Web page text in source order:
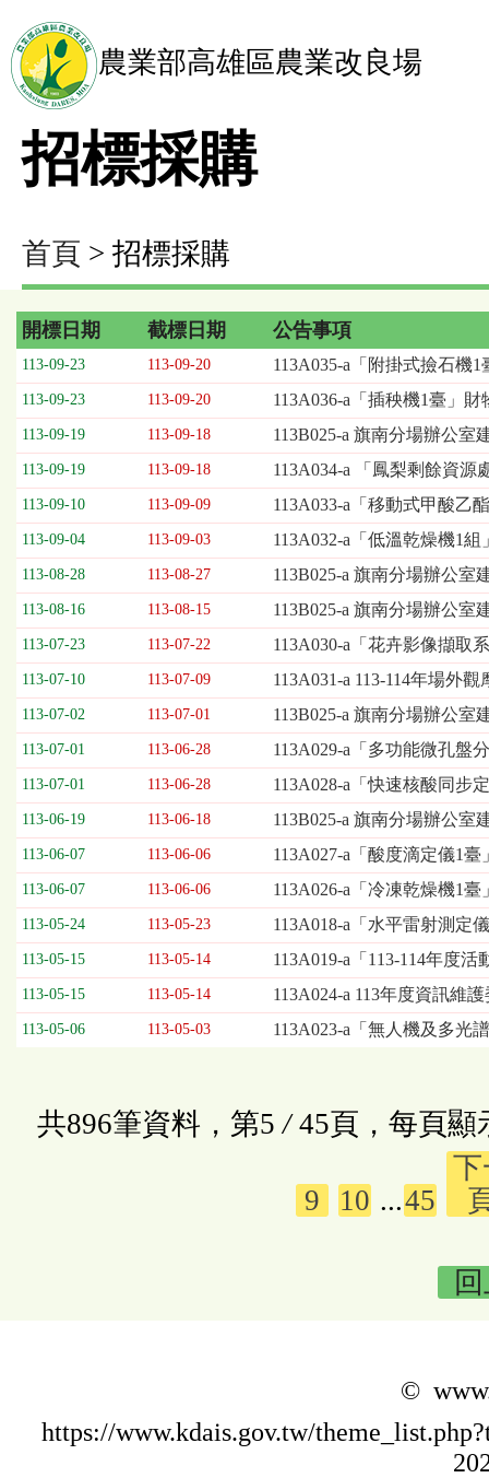
農業部高雄區農業改良場
招標採購
首頁 > 招標採購
招
標
採
購
列
表，
欄
位
依
序
開
標
期、
截
標
日
期、
公
告
事
項
開標日期 截標日期 公告事項
113-09-23 113-09-20 113A035-a「附掛式撿石機
113-09-23 113-09-20 113A036-a「插秧機1臺」財
113-09-19 113-09-18 113B025-a 旗南分場辦公室
113-09-19 113-09-18 113A034-a 「鳳梨剩餘資源
113-09-10 113-09-09 113A033-a「移動式甲酸乙
113-09-04 113-09-03 113A032-a「低溫乾燥機1
113-08-28 113-08-27 113B025-a 旗南分場辦公室
113-08-16 113-08-15 113B025-a 旗南分場辦公室
113-07-23 113-07-22 113A030-a「花卉影像擷取
113-07-10 113-07-09 113A031-a 113-114年場外
113-07-02 113-07-01 113B025-a 旗南分場辦公室
113-07-01 113-06-28 113A029-a「多功能微孔盤
113-07-01 113-06-28 113A028-a「快速核酸同步
113-06-19 113-06-18 113B025-a 旗南分場辦公室
113-06-07 113-06-06 113A027-a「酸度滴定儀1
113-06-07 113-06-06 113A026-a「冷凍乾燥機1
113-05-24 113-05-23 113A018-a「水平雷射測定
113-05-15 113-05-14 113A019-a「113-114年度
113-05-15 113-05-14 113A024-a 113年度資訊維
113-05-06 113-05-03 113A023-a「無人機及多光
共896筆資料，第5 /45頁，每頁顯
9 10 ...45
下
©
https://www.kdais.gov.tw/